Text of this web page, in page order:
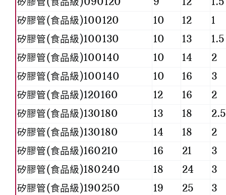
矽膠管(食品級)100120
10 12
1
矽膠管(食品級)100130
10 13
1.5
矽膠管(食品級)100140
10 14
2
矽膠管(食品級)100140
10 16
3
矽膠管(食品級)120160
12 16
2
矽膠管(食品級)130180
13 18
2.5
矽膠管(食品級)130180
14 18
2
矽膠管(食品級)160210
16 21
3
矽膠管(食品級)180240
18 24
3
矽膠管(食品級)190250
19 25
3